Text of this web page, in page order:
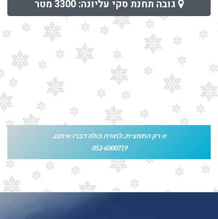
גובה תחנת סקי עליונה: 3300 מטר
זו רק התמצית...לחוויה כולה דברו איתנו...
052-6000719